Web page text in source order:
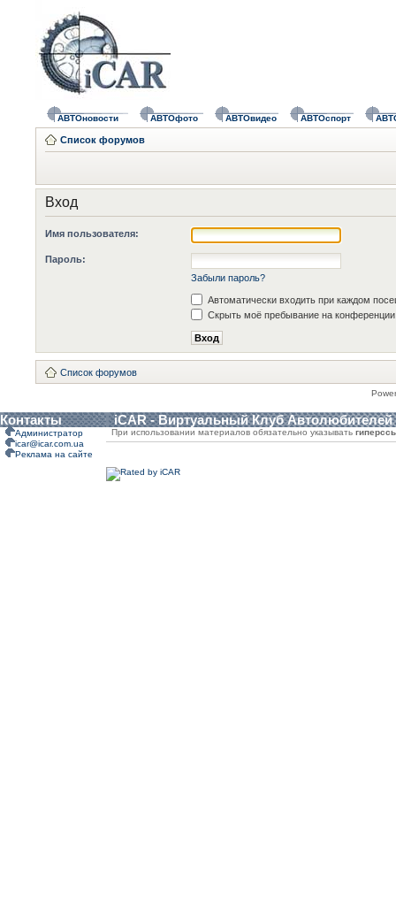
АВТОновости АВТОфото АВТОвидео АВТОспорт
Список форумов
Вход
Имя пользователя:
Пароль:
Забыли пароль?
Автоматически входить при каждом
Скрыть моё пребывание на конференции
Список форумов
Контакты iCAR - Виртуальный Клуб Автолюбителей
Администратор
icar@icar.com.ua
Реклама на сайте
При использовании материалов обязательно указывать